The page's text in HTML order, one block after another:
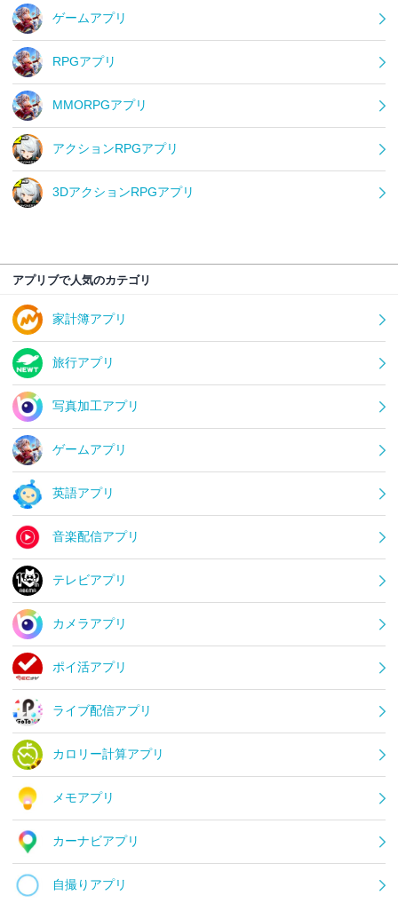
ゲームアプリ
RPGアプリ
MMORPGアプリ
アクションRPGアプリ
3DアクションRPGアプリ
アプリブで人気のカテゴリ
家計簿アプリ
旅行アプリ
写真加工アプリ
ゲームアプリ
英語アプリ
音楽配信アプリ
テレビアプリ
カメラアプリ
ポイ活アプリ
ライブ配信アプリ
カロリー計算アプリ
メモアプリ
カーナビアプリ
自撮りアプリ